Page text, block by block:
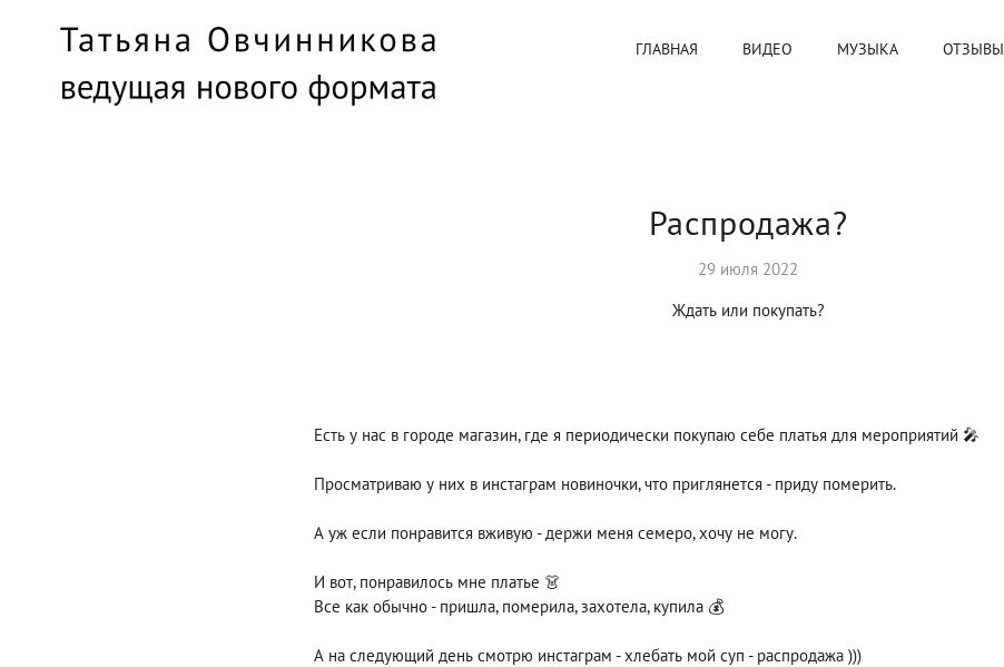
ГЛАВНАЯ ВИДЕО МУЗЫКА ОТЗЫВЫ
Распродажа?
29 июля 2022
Ждать или покупать?
Есть у нас в городе магазин, где я периодически покупаю себе платья для мероприятий 🎤
Просматриваю у них в инстаграм новиночки, что приглянется - приду померить.
А уж если понравится вживую - держи меня семеро, хочу не могу.
И вот, понравилось мне платье 👗
Все как обычно - пришла, померила, захотела, купила 💰
А на следующий день смотрю инстаграм - хлебать мой суп - распродажа )))